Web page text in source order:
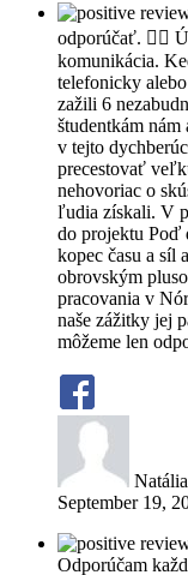
odporúčať. 👍🏽
komunikácia.
telefonicky
zažili 6
študentkám
v tejto
precestovať
nehovoriac o
ľudia získali. V
do projektu Poď
kopec času a síl
obrovským
pracovania v
naše zážitky jej
môžeme len
September 19,
Odporúčam